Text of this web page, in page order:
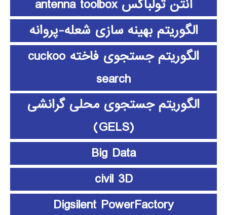
آنتن تولباکس antenna toolbox
الگوریتم بهینه سازی شعله-پروانه
الگوریتم جستجوی فاخته cuckoo
search
الگوریتم جستجوی محلی گرانشی
(GELS)
Big Data
civil 3D
Digsilent PowerFactory